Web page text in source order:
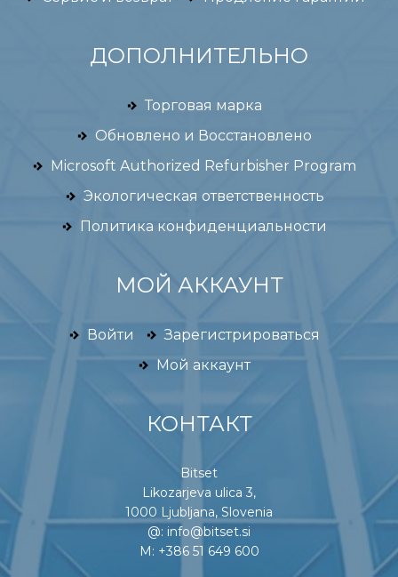
ДОПОЛНИТЕЛЬНО
Торговая марка
Обновлено и Восстановлено
Microsoft Authorized Refurbisher Program
Экологическая ответственность
Политика конфиденциальности
МОЙ АККАУНТ
Войти
Зарегистрироваться
Мой аккаунт
КОНТАКТ
Bitset
Likozarjeva ulica 3,
1000 Ljubljana, Slovenia
@: info@bitset.si
M: +386 51 649 600